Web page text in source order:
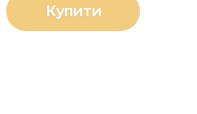
Купити